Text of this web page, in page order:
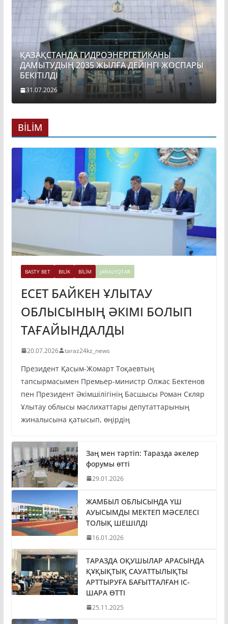
ҚАЗАҚСТАНДА ГИДРОЭНЕРГЕТИКАНЫ
ДАМЫТУДЫҢ 2035 ЖЫЛҒА ДЕЙІНГІ ЖОСПАРЫ
БЕКІТІЛДІ
31.07.2026
BİLİM
BASTY BET BILİK BİLİM JAŃALYQTAR
ЕСЕТ БАЙКЕН ҰЛЫТАУ
ОБЛЫСЫНЫҢ ӘКІМІ БОЛЫП
ТАҒАЙЫНДАЛДЫ
20.07.2026 taraz24kz_news
Президент Қасым-Жомарт Тоқаевтың
тапсырмасымен Премьер-министр Олжас Бектенов
пен Президент Әкімшілігінің Басшысы Роман Скляр
Ұлытау облысы мәслихаттары депутаттарының
жиналысына қатысып, өңірдің
Заң мен тәртіп: Таразда әкелер
форумы өтті
29.01.2026
ЖАМБЫЛ ОБЛЫСЫНДА ҮШ
АУЫСЫМДЫ МЕКТЕП МӘСЕЛЕСІ
ТОЛЫҚ ШЕШІЛДІ
16.01.2026
ТАРАЗДА ОҚУШЫЛАР АРАСЫНДА
ҚҰҚЫҚТЫҚ САУАТТЫЛЫҚТЫ
АРТТЫРУҒА БАҒЫТТАЛҒАН ІС-
ШАРА ӨТТІ
25.11.2025